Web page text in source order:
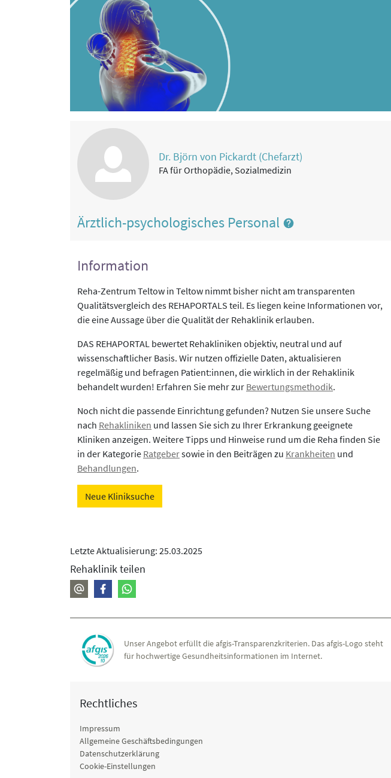
Dr. Björn von Pickardt (Chefarzt)
FA für Orthopädie, Sozialmedizin
Ärztlich-psychologisches Personal
Information
Reha-Zentrum Teltow in Teltow nimmt bisher nicht am transparenten
Qualitätsvergleich des REHAPORTALS teil. Es liegen keine Informationen vor,
die eine Aussage über die Qualität der Rehaklinik erlauben.
DAS REHAPORTAL bewertet Rehakliniken objektiv, neutral und auf
wissenschaftlicher Basis. Wir nutzen offizielle Daten, aktualisieren
regelmäßig und befragen Patient:innen, die wirklich in der Rehaklinik
behandelt wurden! Erfahren Sie mehr zur Bewertungsmethodik.
Noch nicht die passende Einrichtung gefunden? Nutzen Sie unsere Suche
nach Rehakliniken und lassen Sie sich zu Ihrer Erkrankung geeignete
Kliniken anzeigen. Weitere Tipps und Hinweise rund um die Reha finden Sie
in der Kategorie Ratgebersowie in den Beiträgen zu Krankheiten und
Behandlungen.
Neue Kliniksuche
Letzte Aktualisierung: 25.03.2025
Rehaklinik teilen
Unser Angebot erfüllt die afgis-Transparenzkriterien. Das afgis-Logo steht
für hochwertige Gesundheitsinformationen im Internet.
Rechtliches
Impressum
Allgemeine Geschäftsbedingungen
Datenschutzerklärung
Cookie-Einstellungen